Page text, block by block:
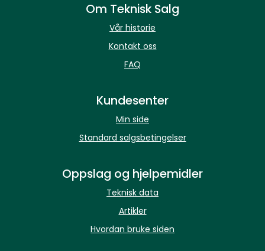
Om Teknisk Salg
Vår historie
Kontakt oss
FAQ
Kundesenter
Min side
Standard salgsbetingelser
Oppslag og hjelpemidler
Teknisk data
Artikler
Hvordan bruke siden